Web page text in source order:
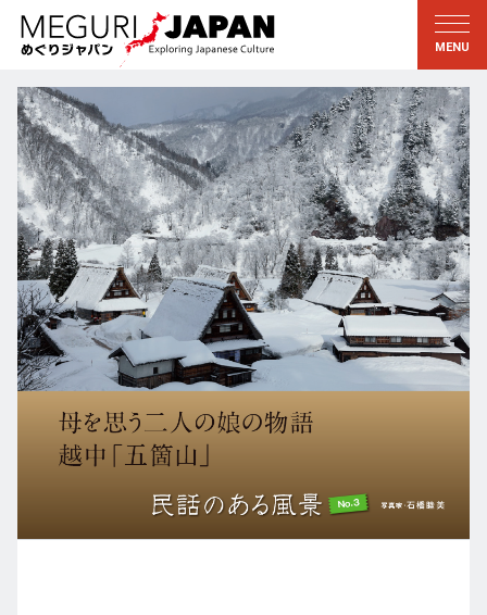
地域をめぐる
北海道・東北
関東
江戸・東京
甲信越
北陸
東海
近畿
京都・奈良
中国・四国
文化をめぐる
知る・学ぶ
習う
伝承
芸術・芸能
もの作り
自然
暦と暮らし
小野里茶の湯クラブ